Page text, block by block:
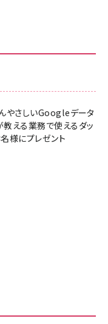
やさしいGoogleデータ
える業務で使えるダッ
様にプレゼント